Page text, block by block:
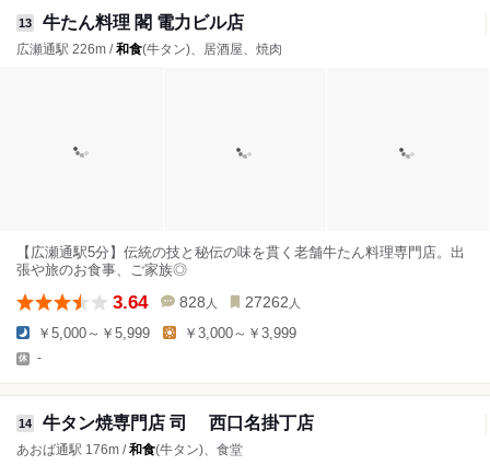
13 牛たん料理 閣 電力ビル店
広瀬通駅 226m /和食(牛タン)、居酒屋、焼肉
【広瀬通駅5分】伝統の技と秘伝の味を貫く老舗牛たん料理専門店。出
張や旅のお食事、ご家族◎
3.64 828 人 27262 人
￥5,000～￥5,999 ￥3,000～￥3,999
-
14 牛タン焼専門店 司 西口名掛丁店
あおば通駅 176m /和食(牛タン)、食堂